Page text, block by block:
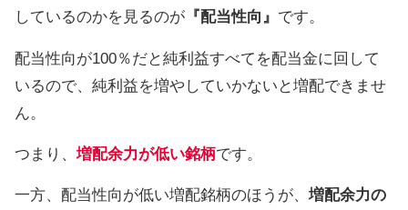
しているのかを見るのが 『配当性向』 です。
配当性向が100％だと純利益すべてを配当金に回して
いるので、純利益を増やしていかないと増配できませ
ん。
つまり、 増配余力が低い銘柄です。
一方、配当性向が低い増配銘柄のほうが、 増配余力の